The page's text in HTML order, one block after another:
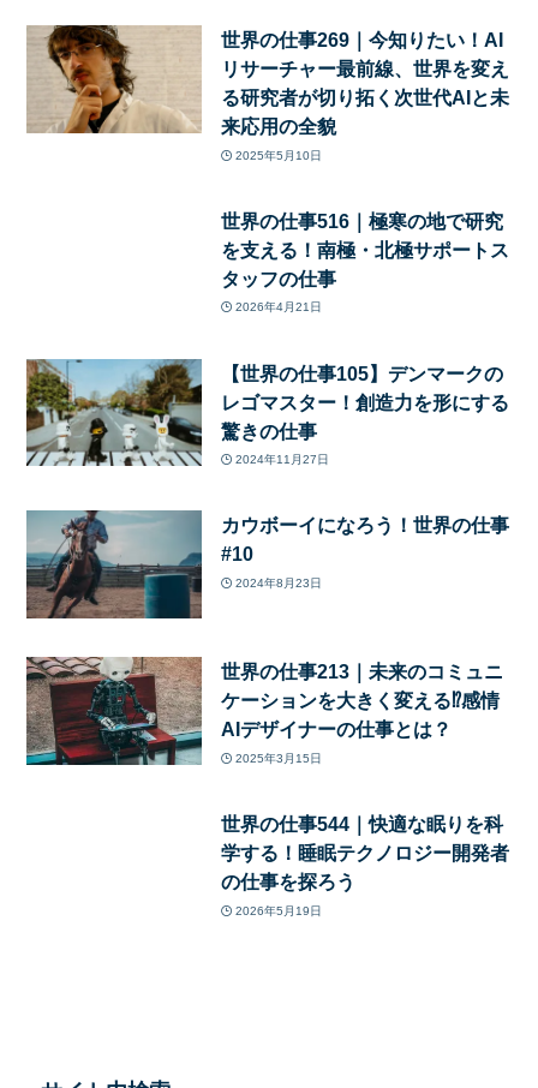
世界の仕事269｜今知りたい！AI
リサーチャー最前線、世界を変え
る研究者が切り拓く次世代AIと未
来応用の全貌
2025年5月10日
世界の仕事516｜極寒の地で研究
を支える！南極・北極サポートス
タッフの仕事
2026年4月21日
【世界の仕事105】デンマークの
レゴマスター！創造力を形にする
驚きの仕事
2024年11月27日
カウボーイになろう！世界の仕事
#10
2024年8月23日
世界の仕事213｜未来のコミュニ
ケーションを大きく変える⁉感情
AIデザイナーの仕事とは？
2025年3月15日
世界の仕事544｜快適な眠りを科
学する！睡眠テクノロジー開発者
の仕事を探ろう
2026年5月19日